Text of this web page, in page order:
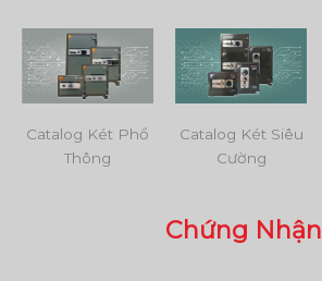
Catalog Két Phổ
Thông
Catalog Két Siêu
Cường
Chứng Nhận